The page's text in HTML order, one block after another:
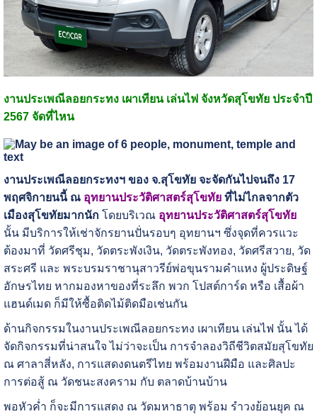
งานประเพณีลอยกระทง เผาเทียน เล่นไฟ จังหวัดสุโขทัย ประจำปี
2567 จัดที่ไหน
งานประเพณีลอยกระทงฯ ของ จ.สุโขทัย จะจัดกันไปจนถึง 17
พฤศจิกายนนี้ ณ อุทยานประวัติศาสตร์สุโขทัย ที่ไม่ไกลจากตัว
เมืองสุโขทัยมากนักโดยบริเวณ อุทยานประวัติศาสตร์สุโขทัย
นั้น มีบริการให้เช่าจักรยานปั่นรอบๆ อุทยานฯ ซึ่งจุดที่ควรแวะ
ต้องมาที่ วัดศรีชุม, วัดตระพังเงิน, วัดตระพังทอง, วัดศรีสวาย, วัด
สระศรี และ พระบรมราชานุสาวรีย์พ่อขุนรามคำแหง ผู้ประดิษฐ์
อักษรไทย หากมองหาของที่ระลึก พวก โปสต์การ์ด หรือ เสื้อผ้า
แฮนด์เมด ก็มีให้ซื้อติดไม้ติดมือเช่นกัน
ด้านกิจกรรมในงานประเพณีลอยกระทง เผาเทียน เล่นไฟ นั้น ได้
จัดกิจกรรมที่น่าสนใจ ไม่ว่าจะเป็น การจำลองวิถีชีวิตสมัยสุโขทัย
ณ ศาลาสี่หลัง, การแสดงดนตรีไทย พร้อมงานฝีมือ และศิลปะ
การต่อสู้ ณ วัดชนะสงคราม กับ ตลาดบ้านบ้าน
พอหัวค่ำ ก็จะมีการแสดง ณ วัดมหาธาตุ พร้อม รำวงย้อนยุค ณ